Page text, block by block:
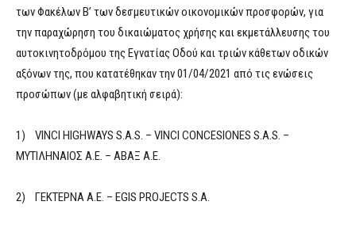
των Φακέλων Β’ των δεσμευτικών οικονομικών προσφορών, για
την παραχώρηση του δικαιώματος χρήσης και εκμετάλλευσης του
αυτοκινητοδρόμου της Εγνατίας Οδού και τριών κάθετων οδικών
αξόνων της, που κατατέθηκαν την 01/04/2021 από τις ενώσεις
προσώπων (με αλφαβητική σειρά):
1) VINCI HIGHWAYS S.A.S. – VINCI CONCESIONES S.A.S. –
ΜΥΤΙΛΗΝΑΙΟΣ Α.Ε. – ΑΒΑΞ Α.Ε.
2) ΓΕΚΤΕΡΝΑ Α.Ε. – EGIS PROJECTS S.A.